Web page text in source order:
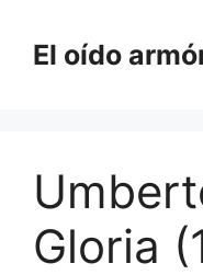
contenido
El oído
Gloria